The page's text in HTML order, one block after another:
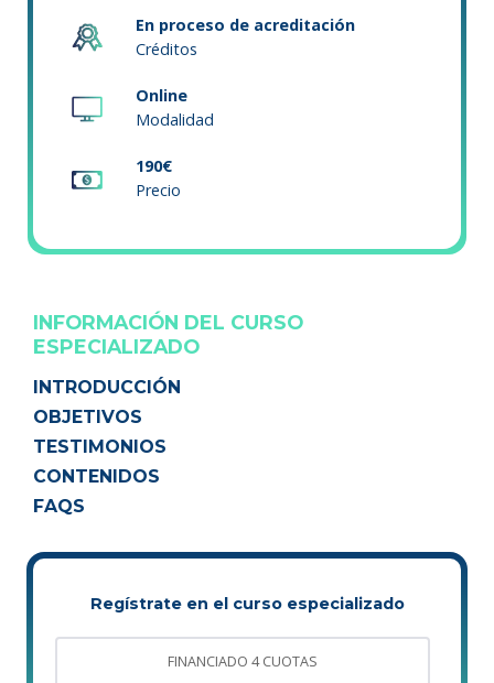
En proceso de acreditación
Créditos
Online
Modalidad
190€
Precio
INFORMACIÓN DEL CURSO
ESPECIALIZADO
INTRODUCCIÓN
OBJETIVOS
TESTIMONIOS
CONTENIDOS
FAQS
Regístrate en el curso especializado
FINANCIADO 4 CUOTAS